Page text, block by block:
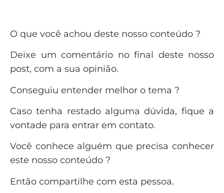
O que você achou deste nosso conteúdo ?
Deixe um comentário no final deste nosso
post, com a sua opinião.
Conseguiu entender melhor o tema ?
Caso tenha restado alguma dúvida, fique a
vontade para entrar em contato.
Você conhece alguém que precisa conhecer
este nosso conteúdo ?
Então compartilhe com esta pessoa.